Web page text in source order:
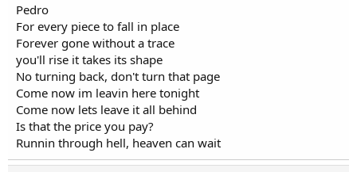
Pedro
For every piece to fall in place
Forever gone without a trace
you'll rise it takes its shape
No turning back, don't turn that page
Come now im leavin here tonight
Come now lets leave it all behind
Is that the price you pay?
Runnin through hell, heaven can wait